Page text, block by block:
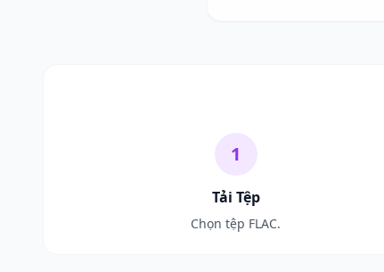
1
Tải Tệp
Chọn tệp FLAC.